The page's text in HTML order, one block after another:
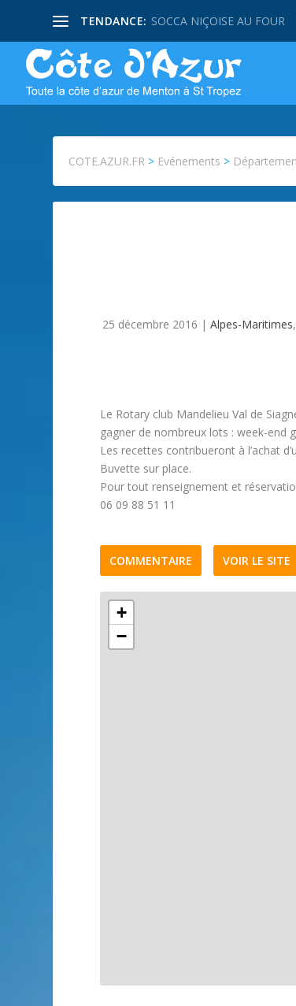
TENDANCE: SOCCA NIÇOISE AU FOUR
COTE.AZUR.FR > Evénements >
25 décembre 2016 |Alpes-Maritimes,
Le Rotary club Mandelieu Val de
gagner de nombreux lots : week-
Les recettes contribueront à l’achat
Buvette sur place.
Pour tout renseignement et
06 09 88 51 11
COMMENTAIRE VOIR LE SITE
+
−